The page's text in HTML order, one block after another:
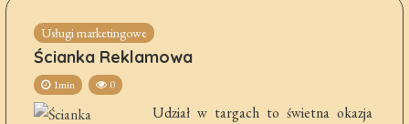
Usługi marketingowe
Ścianka Reklamowa
1min 0
Udział w targach to świetna okazja